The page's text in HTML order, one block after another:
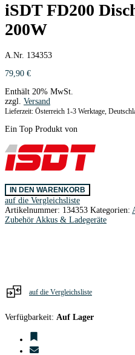
iSDT FD200
200W
A.Nr. 134353
79,90 €
Enthält 20% MwSt.
zzgl. Versand
Lieferzeit: Österreich 1-3 Werktage,
Ein Top Produkt von
iSDT
FD200
Discharger
7-
35V
IN DEN WARENKORB
auf die Vergleichsliste
Artikelnummer: 134353 Kategorien:
Zubehör Akkus & Ladegeräte
auf die Vergleichsliste
Verfügbarkeit: Auf Lager